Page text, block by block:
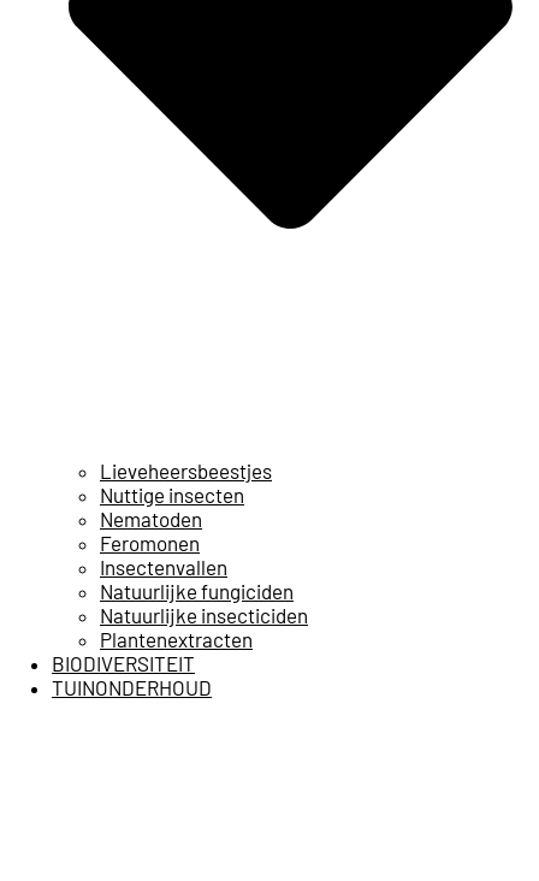
Lieveheersbeestjes
Nuttige insecten
Nematoden
Feromonen
Insectenvallen
Natuurlijke fungiciden
Natuurlijke insecticiden
Plantenextracten
BIODIVERSITEIT
TUINONDERHOUD